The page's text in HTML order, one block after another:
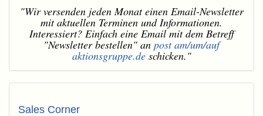
"Wir versenden jeden Monat einen Email-Newsletter
mit aktuellen Terminen und Informationen.
Interessiert? Einfach eine Email mit dem Betreff
"Newsletter bestellen" an post am/um/auf
aktionsgruppe.deschicken."
Sales Corner